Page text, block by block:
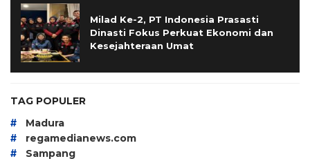
Milad Ke-2, PT Indonesia Prasasti
Dinasti Fokus Perkuat Ekonomi dan
Kesejahteraan Umat
TAG POPULER
# Madura
# regamedianews.com
# Sampang